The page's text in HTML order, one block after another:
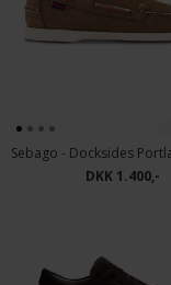
DKK 1.400,-